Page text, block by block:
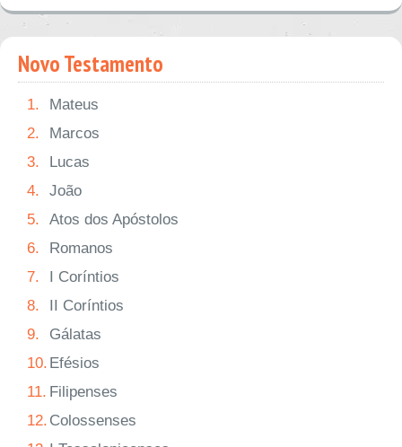
Novo Testamento
1.
Mateus
2.
Marcos
3.
Lucas
4.
João
5.
Atos dos Apóstolos
6.
Romanos
7.
I Coríntios
8.
II Coríntios
9.
Gálatas
10. Efésios
11. Filipenses
12. Colossenses